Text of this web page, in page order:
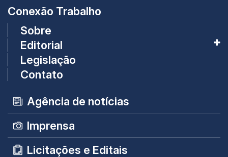
Conexão Trabalho
Sobre
Editorial
Legislação
Contato
Agência de notícias
Imprensa
Licitações e Editais